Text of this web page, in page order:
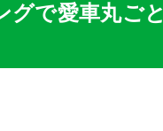
グで愛車丸ごと